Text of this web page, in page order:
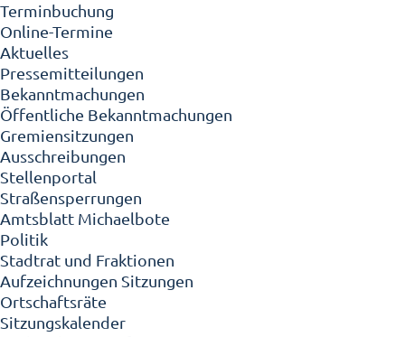
Terminbuchung
Online-Termine
Aktuelles
Pressemitteilungen
Bekanntmachungen
Öffentliche Bekanntmachungen
Gremiensitzungen
Ausschreibungen
Stellenportal
Straßensperrungen
Amtsblatt Michaelbote
Politik
Stadtrat und Fraktionen
Aufzeichnungen Sitzungen
Ortschaftsräte
Sitzungskalender